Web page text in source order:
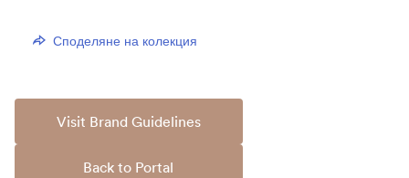
Споделяне на колекция
Visit Brand Guidelines
Back to Portal